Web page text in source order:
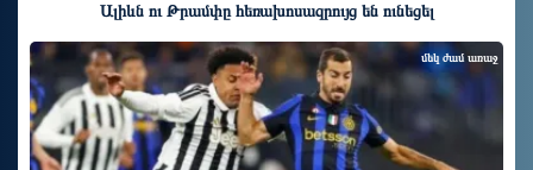
Ալիևն ու Թրամփը հեռախոսազրույց են ունեցել
մեկ ժամ առաջ